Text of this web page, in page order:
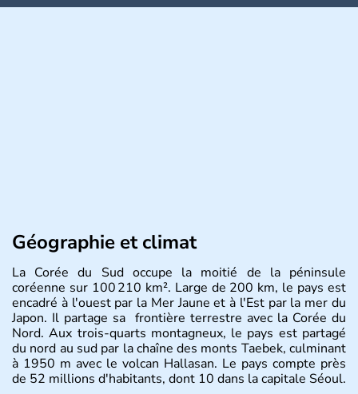
Géographie et climat
La Corée du Sud occupe la moitié de la péninsule
coréenne sur 100 210 km². Large de 200 km, le pays est
encadré à l'ouest par la Mer Jaune et à l'Est par la mer du
Japon. Il partage sa frontière terrestre avec la Corée du
Nord. Aux trois-quarts montagneux, le pays est partagé
du nord au sud par la chaîne des monts Taebek, culminant
à 1950 m avec le volcan Hallasan. Le pays compte près
de 52 millions d'habitants, dont 10 dans la capitale Séoul.